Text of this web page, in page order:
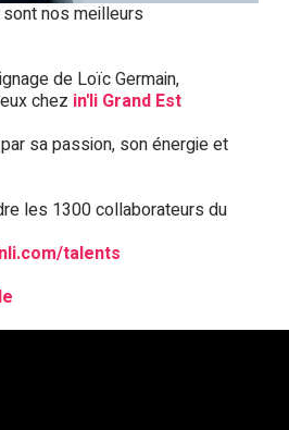
nos meilleurs
de Loïc Germain,
chez in'li Grand Est
sa passion, son énergie et
les 1300 collaborateurs du
talents